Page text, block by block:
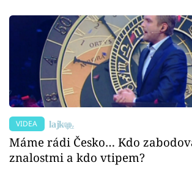
VIDEA
Máme rádi Česko… Kdo
znalostmi a kdo vtipem?